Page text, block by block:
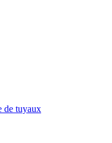
de tuyaux